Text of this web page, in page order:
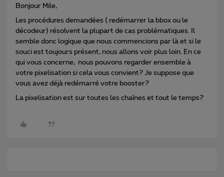
Bonjour Mile,
Les procédures demandées ( redémarrer la bbox ou le
décodeur) résolvent la plupart de cas problématiques. Il
semble donc logique que nous commencions par là et si le
souci est toujours présent, nous allons voir plus loin. En ce
qui vous concerne, nous pouvons regarder ensemble à
votre pixelisation si cela vous convient? Je suppose que
vous avez déjà redémarré votre booster?
La pixelisation est sur toutes les chaînes et tout le temps?